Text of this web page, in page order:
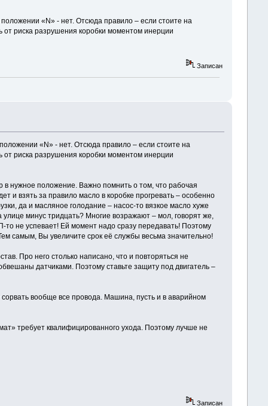
«N» - нет. Отсюда правило – если стоите на
от риска разрушения коробки моментом инерции
Записан
«N» - нет. Отсюда правило – если стоите на
от риска разрушения коробки моментом инерции
нужное положение. Важно помнить о том, что рабочая
и взять за правило масло в коробке прогревать – особенно
да и масляное голодание – насос-то вязкое масло хуже
минус тридцать? Многие возражают – мол, говорят же,
не успевает! Ей момент надо сразу передавать! Поэтому
самым, Вы увеличите срок её службы весьма значительно!
Про него столько написано, что и повторяться не
датчиками. Поэтому ставьте защиту под двигатель –
вообще все провода. Машина, пусть и в аварийном
требует квалифицированного ухода. Поэтому лучше не
Записан